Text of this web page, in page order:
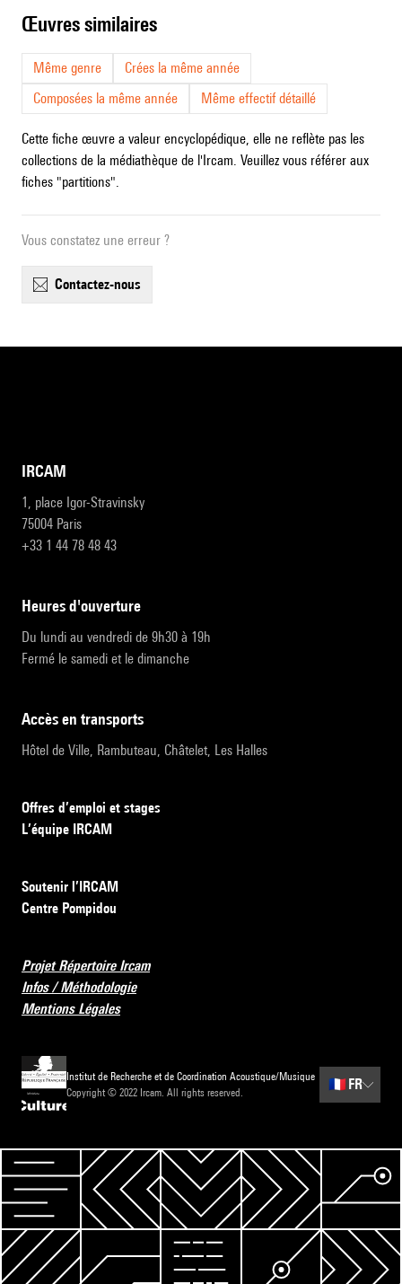
œuvres similaires
Même genre
Crées la même année
Composées la même année
Même effectif détaillé
Cette fiche œuvre a valeur encyclopédique, elle ne reflète pas les
collections de la médiathèque de l'Ircam. Veuillez vous référer aux
fiches "partitions".
Vous constatez une erreur ?
contactez-nous
IRCAM
1, place Igor-Stravinsky
75004 Paris
+33 1 44 78 48 43
heures d'ouverture
Du lundi au vendredi de 9h30 à 19h
Fermé le samedi et le dimanche
accès en transports
Hôtel de Ville, Rambuteau, Châtelet, Les Halles
Offres d’emploi et stages
L’équipe IRCAM
Soutenir l’IRCAM
Centre Pompidou
Projet Répertoire Ircam
Infos / Méthodologie
Mentions Légales
Institut de Recherche et de Coordination Acoustique/Musique
Copyright © 2022 Ircam. All rights reserved.
🇫🇷 FR